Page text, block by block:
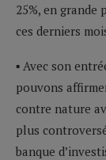
25%, en grande
ces derniers
▪ Avec son
pouvons
contre nature
plus
banque